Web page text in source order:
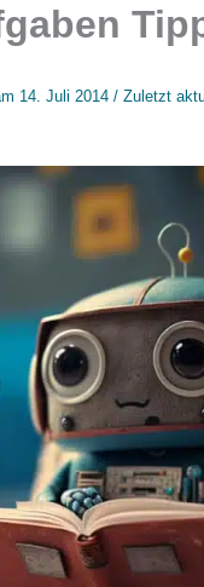
14. Juli 2014 / Zuletzt